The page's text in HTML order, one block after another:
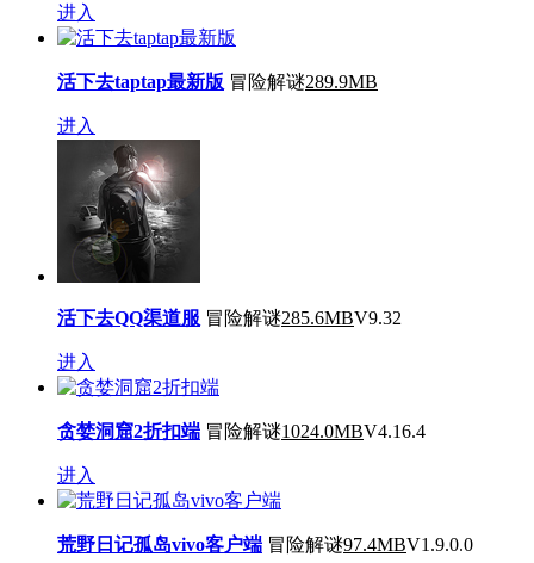
进入
活下去taptap最新版 冒险解谜289.9MB
进入
活下去QQ渠道服 冒险解谜285.6MBV9.32
进入
贪婪洞窟2折扣端 冒险解谜1024.0MBV4.16.4
进入
荒野日记孤岛vivo客户端 冒险解谜97.4MBV1.9.0.0